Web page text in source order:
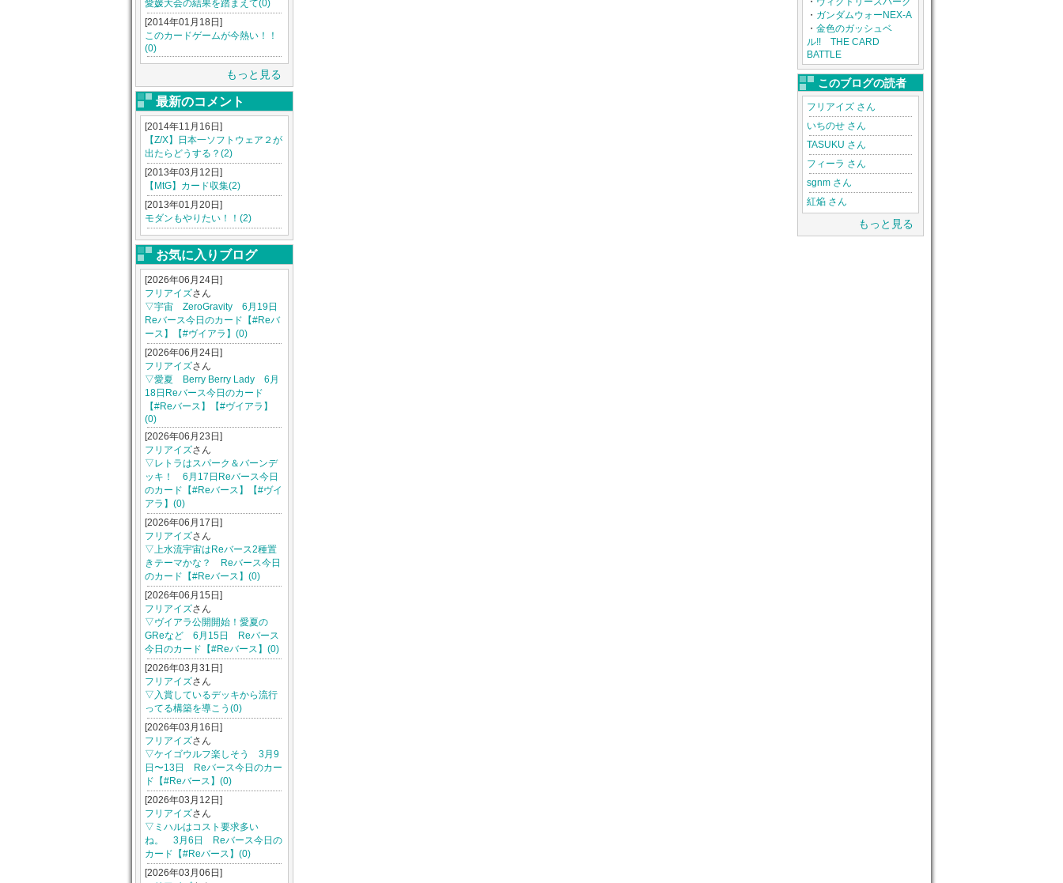
愛媛大会の結果を踏まえて(0)
[2014年01月18日]
このカードゲームが今熱い！！
(0)
もっと見る
最新のコメント
[2014年11月16日]
【Z/X】日本一ソフトウェア２が
出たらどうする？(2)
[2013年03月12日]
【MtG】カード収集(2)
[2013年01月20日]
モダンもやりたい！！(2)
お気に入りブログ
[2026年06月24日]
フリアイズさん
▽宇宙 ZeroGravity 6月19日
Reバース今日のカード【#Reバ
ース】【#ヴイアラ】(0)
[2026年06月24日]
フリアイズさん
▽愛夏 Berry Berry Lady 6月
18日Reバース今日のカード
【#Reバース】【#ヴイアラ】
(0)
[2026年06月23日]
フリアイズさん
▽レトラはスパーク＆バーンデ
ッキ！ 6月17日Reバース今日
のカード【#Reバース】【#ヴイ
アラ】(0)
[2026年06月17日]
フリアイズさん
▽上水流宇宙はReバース2種置
きテーマかな？ Reバース今日
のカード【#Reバース】(0)
[2026年06月15日]
フリアイズさん
▽ヴイアラ公開開始！愛夏の
GReなど 6月15日 Reバース
今日のカード【#Reバース】(0)
[2026年03月31日]
フリアイズさん
▽入賞しているデッキから流行
ってる構築を導こう(0)
[2026年03月16日]
フリアイズさん
▽ケイゴウルフ楽しそう 3月9
日〜13日 Reバース今日のカー
ド【#Reバース】(0)
[2026年03月12日]
フリアイズさん
▽ミハルはコスト要求多い
ね。 3月6日 Reバース今日の
カード【#Reバース】(0)
[2026年03月06日]
・ ガンダムウォーNEX-A
・ 金色のガッシュベ
ル!! THE CARD
BATTLE
このブログの読者
フリアイズ さん
いちのせ さん
TASUKU さん
フィーラ さん
sgnm さん
紅焔 さん
もっと見る